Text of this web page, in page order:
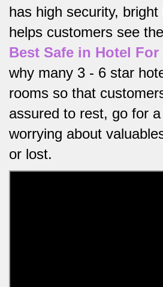
has high security,
helps customers see
Best Safe in Hotel For
why many 3 - 6 star
rooms so that
assured to rest, go for
worrying about
or lost.